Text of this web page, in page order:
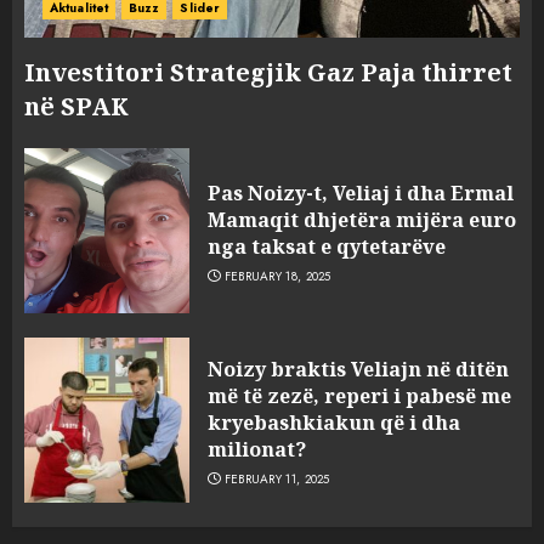
Aktualitet Buzz Slider
Investitori Strategjik Gaz Paja thirret
në SPAK
Pas Noizy-t, Veliaj i dha Ermal
Mamaqit dhjetëra mijëra euro
nga taksat e qytetarëve
FEBRUARY 18, 2025
Noizy braktis Veliajn në ditën
më të zezë, reperi i pabesë me
kryebashkiakun që i dha
milionat?
FEBRUARY 11, 2025
3
sulmuan “One Albania”,
ngjarja u fsheh. A u vodhën
serverat?
MARCH 25, 2025